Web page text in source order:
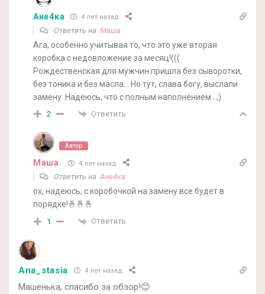
Ане4ка 4 лет назад
Ответить на Маша
Ага, особенно учитывая то, что это уже вторая
коробка с недовложение за месяц!(((
Рождественская для мужчин пришла без сыворотки,
без тоника и без масла… Но тут, слава богу, выслали
замену. Надеюсь, что с полным наполнением…;)
2 Ответить
Автор
Маша 4 лет назад
Ответить наАне4ка
ох, надеюсь, с коробочкой на замену все будет в
порядке!🤞🤞🤞
1 Ответить
Ana_stasia 4 лет назад
Машенька, спасибо за обзор!😊